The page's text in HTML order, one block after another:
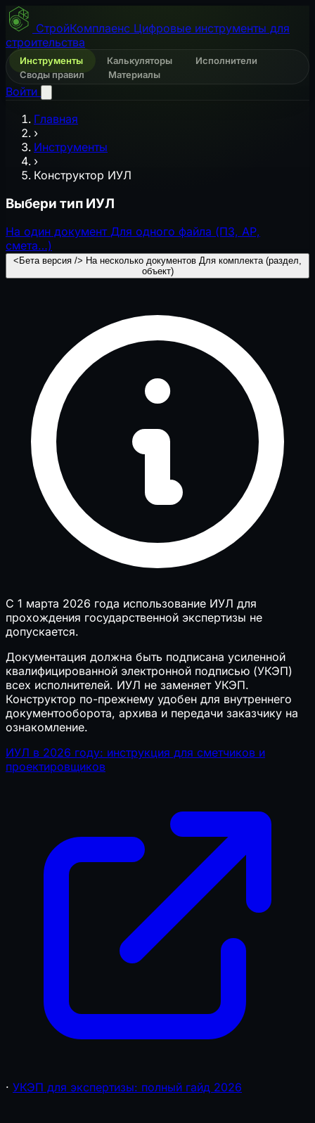
СтройКомплаенс Цифровые инструменты для
строительства
Инструменты Калькуляторы
Исполнители
Своды правил
Материалы
Войти
Главная
›
Инструменты
›
Конструктор ИУЛ
Выбери тип ИУЛ
На один документ Для одного файла (ПЗ, АР,
смета…)
<Бета версия /> На несколько документов Для комплекта (раздел,
объект)
С 1 марта 2026 года использование ИУЛ для
прохождения государственной экспертизы не
допускается.
Документация должна быть подписана усиленной
квалифицированной электронной подписью (УКЭП)
всех исполнителей. ИУЛ не заменяет УКЭП.
Конструктор по-прежнему удобен для внутреннего
документооборота, архива и передачи заказчику на
ознакомление.
ИУЛ в 2026 году: инструкция для сметчиков и
проектировщиков
· УКЭП для экспертизы: полный гайд 2026